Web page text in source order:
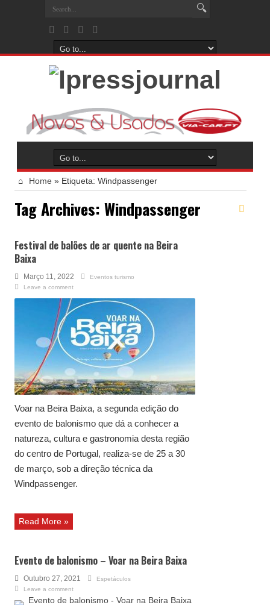
Home » Etiqueta: Windpassenger
Tag Archives: Windpassenger
Festival de balões de ar quente na Beira
Baixa
Março 11, 2022
Eventos turismo
Leave a comment
Voar na Beira Baixa, a segunda edição do
evento de balonismo que dá a conhecer a
natureza, cultura e gastronomia desta região
do centro de Portugal, realiza-se de 25 a 30
de março, sob a direção técnica da
Windpassenger.
Read More »
Evento de balonismo – Voar na Beira Baixa
Outubro 27, 2021
Espetáculos
Leave a comment